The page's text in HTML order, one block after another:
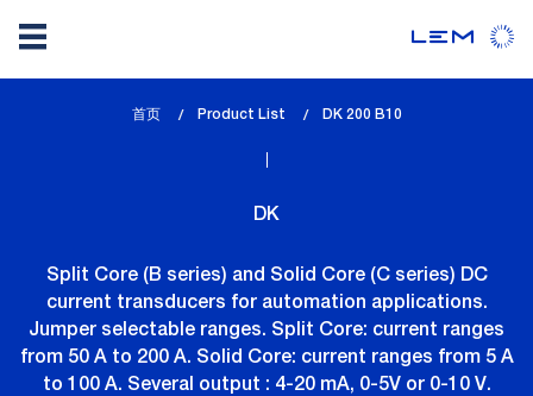
首页 Product List
lem_current_page
DK 200 B10
DK
Split Core (B series) and Solid Core (C series) DC
current transducers for automation applications.
Jumper selectable ranges. Split Core: current ranges
from 50 A to 200 A. Solid Core: current ranges from 5 A
to 100 A. Several output : 4-20 mA, 0-5V or 0-10 V.